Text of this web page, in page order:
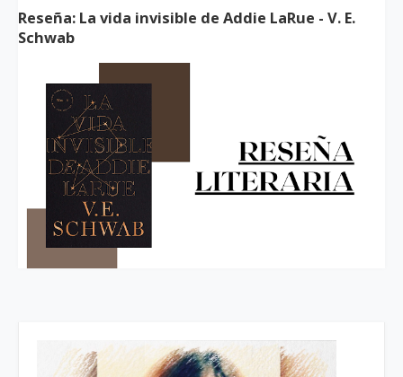
Reseña: La vida invisible de Addie LaRue - V. E.
Schwab